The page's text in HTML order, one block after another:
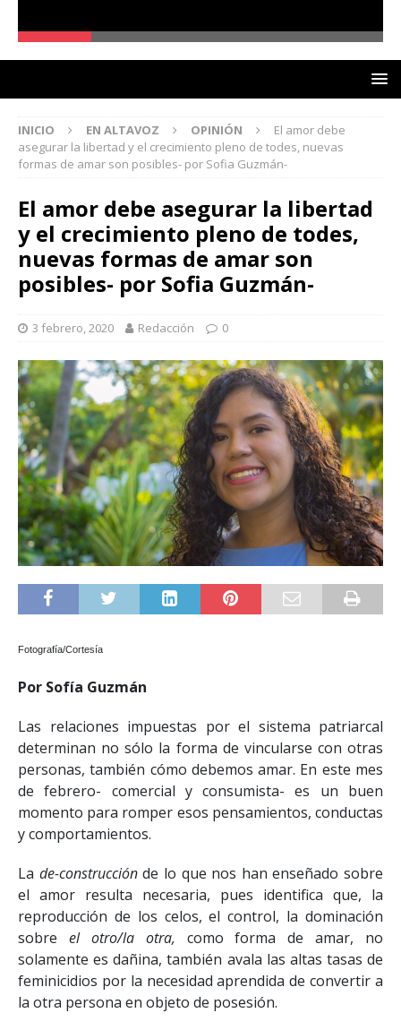
INICIO EN ALTAVOZ OPINIÓN
El amor debe
asegurar la libertad y el crecimiento pleno de todes, nuevas
formas de amar son posibles- por Sofia Guzmán-
El amor debe asegurar la libertad
y el crecimiento pleno de todes,
nuevas formas de amar son
posibles- por Sofia Guzmán-
3 febrero, 2020 Redacción 0
Fotografía/Cortesía
Por Sofía Guzmán
Las relaciones impuestas por el sistema patriarcal
determinan no sólo la forma de vincularse con otras
personas, también cómo debemos amar. En este mes
de febrero- comercial y consumista- es un buen
momento para romper esos pensamientos, conductas
y comportamientos.
La de-construcciónde lo que nos han enseñado sobre
el amor resulta necesaria, pues identifica que, la
reproducción de los celos, el control, la dominación
sobre el otro/la otra, como forma de amar, no
solamente es dañina, también avala las altas tasas de
feminicidios por la necesidad aprendida de convertir a
la otra persona en objeto de posesión.